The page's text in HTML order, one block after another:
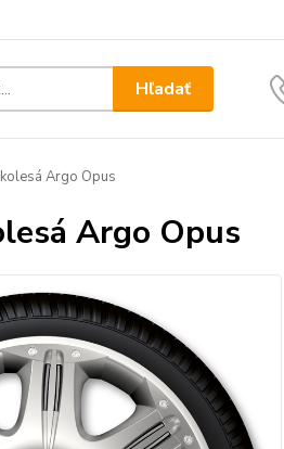
Hľadať
Argo Opus
Argo Opus